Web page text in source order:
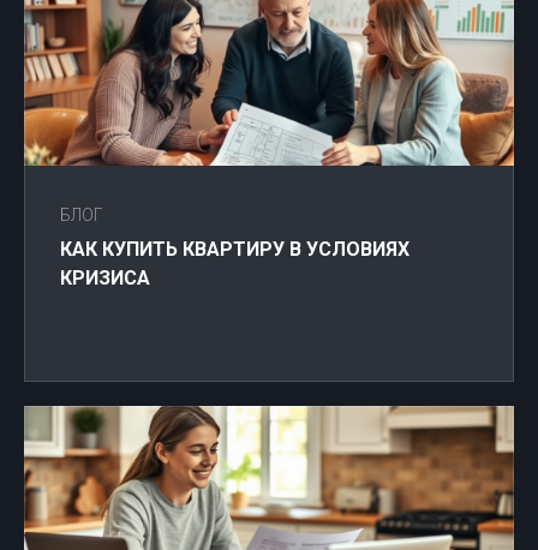
БЛОГ
КАК КУПИТЬ КВАРТИРУ В УСЛОВИЯХ
КРИЗИСА